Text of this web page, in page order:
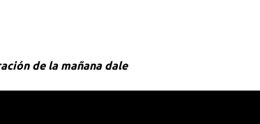
de la mañana dale